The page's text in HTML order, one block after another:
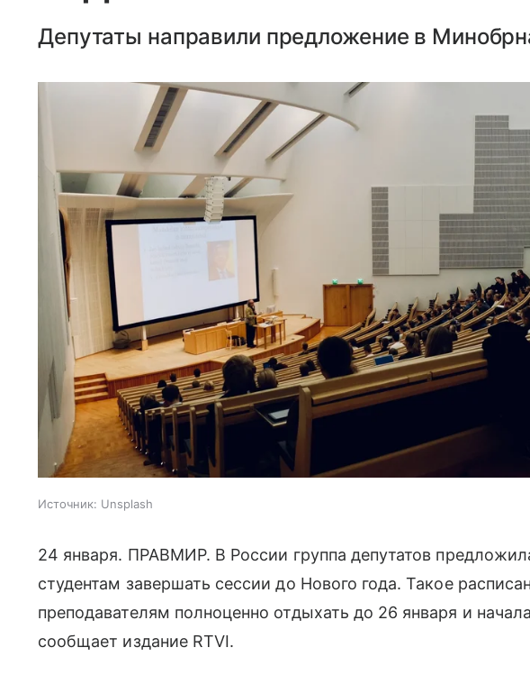
Депутаты направили предложение в
Источник: Unsplash
24 января. ПРАВМИР. В России группа депутатов
студентам завершать сессии до Нового года. Такое
преподавателям полноценно отдыхать до 26 января и
сообщает издание RTVI.